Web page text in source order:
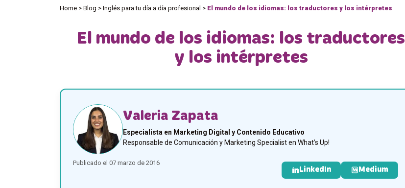
Home > Blog > Inglés para tu día a día profesional > El mundo de los idiomas: los traductores y los intérpretes
El mundo de los idiomas: los traductores
y los intérpretes
Valeria Zapata
Especialista en Marketing Digital y Contenido Educativo
Responsable de Comunicación y Marketing Specialist en What’s Up!
Publicado el 07 marzo de 2016
LinkedIn Medium